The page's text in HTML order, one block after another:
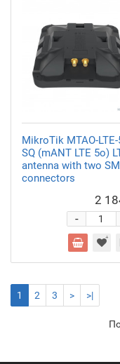
MikroTik MTAO-LTE-
SQ (mANT LTE 5o)
antenna with two
connectors
2
-
1 2 3 > >|